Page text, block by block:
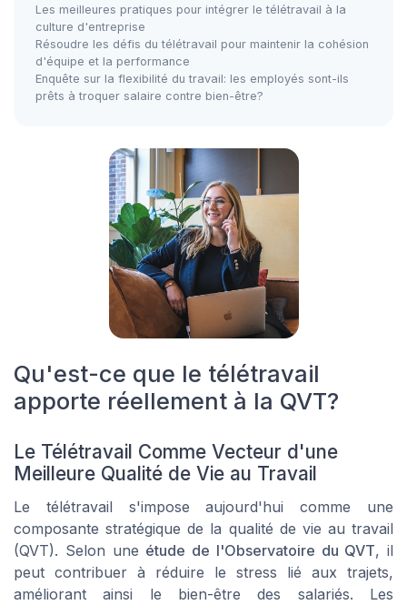
Les meilleures pratiques pour intégrer le télétravail à la
culture d'entreprise
Résoudre les défis du télétravail pour maintenir la cohésion
d'équipe et la performance
Enquête sur la flexibilité du travail: les employés sont-ils
prêts à troquer salaire contre bien-être?
Qu'est-ce que le télétravail
apporte réellement à la QVT?
Le Télétravail Comme Vecteur d'une
Meilleure Qualité de Vie au Travail
Le télétravail s'impose aujourd'hui comme une
composante stratégique de la qualité de vie au travail
(QVT). Selon une étude de l'Observatoire du QVT, il
peut contribuer à réduire le stress lié aux trajets,
améliorant ainsi le bien-être des salariés. Les